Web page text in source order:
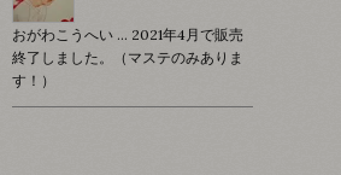
おがわこうへい … 2021年4月で販売
終了しました。（マステのみありま
す！）